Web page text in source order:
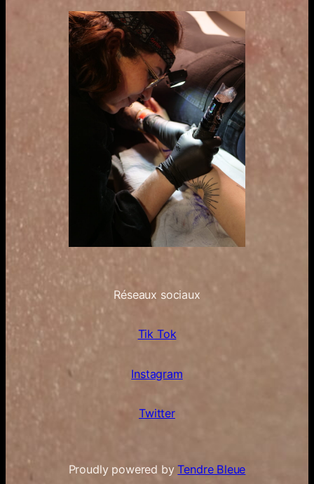
Réseaux sociaux
Tik Tok
Instagram
Twitter
Proudly powered byTendre Bleue